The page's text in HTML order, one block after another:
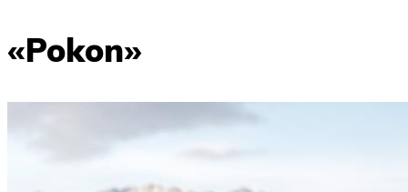
«Pokon»